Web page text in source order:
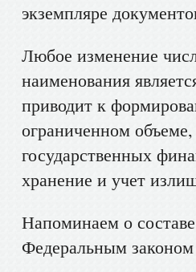
экземпляре
Любое изменение
наименования
приводит к
ограниченном
государственных
хранение и учет
Напоминаем о
Федеральным